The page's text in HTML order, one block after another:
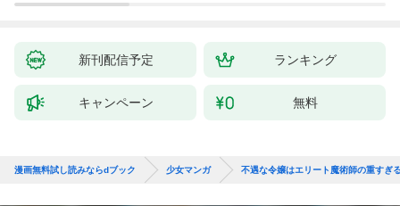
新刊配信予定 ランキング
キャンペーン 無料
漫画無料試し読みならdブック 少女マンガ 不遇な令嬢はエリート魔術師の重すぎ